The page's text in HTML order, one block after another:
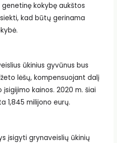
kokybę aukštos
kad būtų gerinama
ūkinius gyvūnus bus
lėšų, kompensuojant dalį
kainos. 2020 m. šiai
1,845 milijono eurų.
įsigyti grynaveislių ūkinių